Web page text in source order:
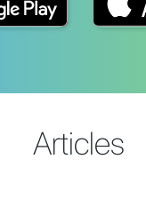
Articles